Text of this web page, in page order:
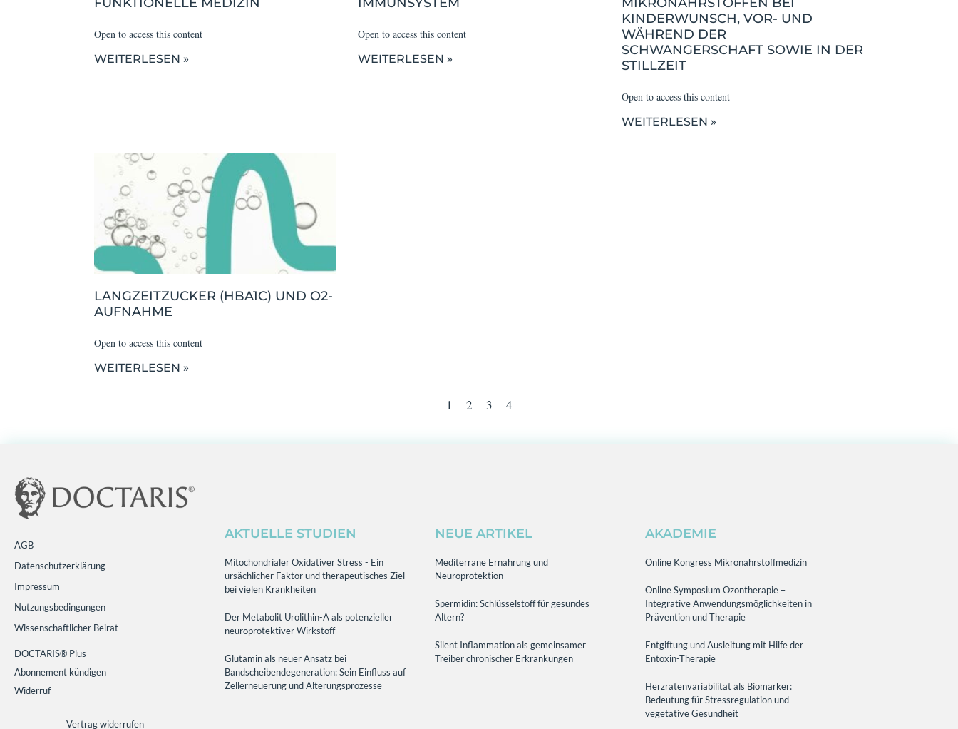
Open to access this content
WEITERLESEN »
Open to access this content
WEITERLESEN »
KINDERWUNSCH, VOR- UND
WÄHREND DER
SCHWANGERSCHAFT SOWIE IN DER
STILLZEIT
Open to access this content
WEITERLESEN »
LANGZEITZUCKER (HBA1C) UND O2-
AUFNAHME
Open to access this content
WEITERLESEN »
1 2 3 4
AGB
Datenschutzerklärung
Impressum
Nutzungsbedingungen
Wissenschaftlicher Beirat
DOCTARIS® Plus
Abonnement kündigen
Widerruf
Vertrag widerrufen
AKTUELLE STUDIEN
Mitochondrialer Oxidativer Stress - Ein
ursächlicher Faktor und therapeutisches Ziel
bei vielen Krankheiten
Der Metabolit Urolithin-A als potenzieller
neuroprotektiver Wirkstoff
Glutamin als neuer Ansatz bei
Bandscheibendegeneration: Sein Einfluss auf
Zellerneuerung und Alterungsprozesse
NEUE ARTIKEL
Mediterrane Ernährung und
Neuroprotektion
Spermidin: Schlüsselstoff für gesundes
Altern?
Silent Inflammation als gemeinsamer
Treiber chronischer Erkrankungen
AKADEMIE
Online Kongress Mikronährstoffmedizin
Online Symposium Ozontherapie –
Integrative Anwendungsmöglichkeiten in
Prävention und Therapie
Entgiftung und Ausleitung mit Hilfe der
Entoxin-Therapie
Herzratenvariabilität als Biomarker:
Bedeutung für Stressregulation und
vegetative Gesundheit